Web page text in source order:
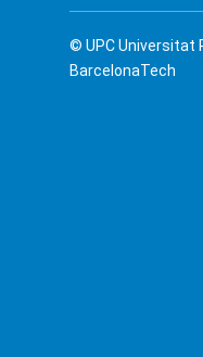
© UPCUniversitat
BarcelonaTech